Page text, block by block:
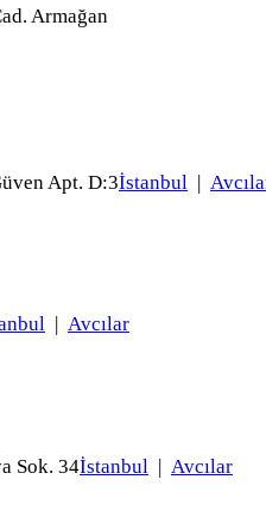
Armağan
Apt. D:3İstanbul |
Avcılar
Sok. 34İstanbul | Avcılar